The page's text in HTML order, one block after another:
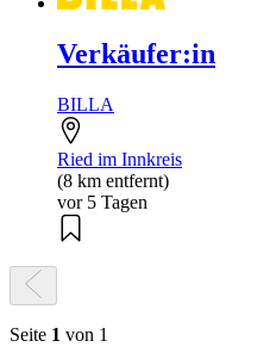
Verkäufer:in
BILLA
Ried im Innkreis
(8 km entfernt)
vor 5 Tagen
Seite 1 von 1